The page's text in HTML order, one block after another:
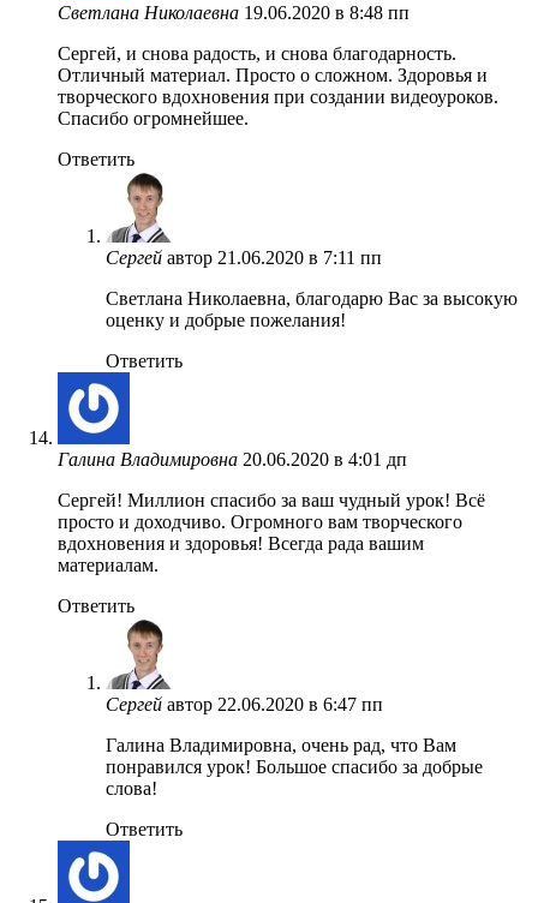
Светлана Николаевна 19.06.2020 в 8:48 пп
Сергей, и снова радость, и снова благодарность.
Отличный материал. Просто о сложном. Здоровья и
творческого вдохновения при создании видеоуроков.
Спасибо огромнейшее.
Ответить
Сергей автор 21.06.2020 в 7:11 пп
Светлана Николаевна, благодарю Вас за высокую
оценку и добрые пожелания!
Ответить
Галина Владимировна 20.06.2020 в 4:01 дп
Сергей! Миллион спасибо за ваш чудный урок! Всё
просто и доходчиво. Огромного вам творческого
вдохновения и здоровья! Всегда рада вашим
материалам.
Ответить
Сергей автор 22.06.2020 в 6:47 пп
Галина Владимировна, очень рад, что Вам
понравился урок! Большое спасибо за добрые
слова!
Ответить